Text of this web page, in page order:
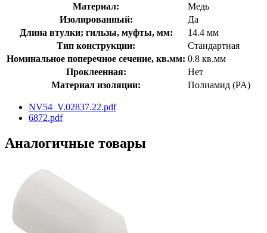
Материал:
Медь
Изолированный:
Да
Длина втулки; гильзы, муфты, мм:
14.4 мм
Тип конструкции:
Стандартная
Номинальное поперечное сечение, кв.мм: 0.8 кв.мм
Проклеенная:
Нет
Материал изоляции:
Полиамид (PA)
NV54_V.02837.22.pdf
6872.pdf
Аналогичные товары